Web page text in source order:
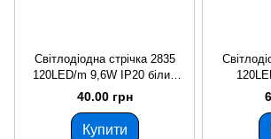
Світлодіодна стрічка 2835
120LED/m 9,6W IP20 білий
нейтральна біла
40.00 грн
Купити